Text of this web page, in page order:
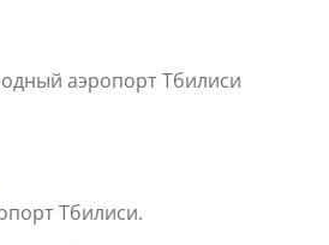
аэропорт Тбилиси
Тбилиси.